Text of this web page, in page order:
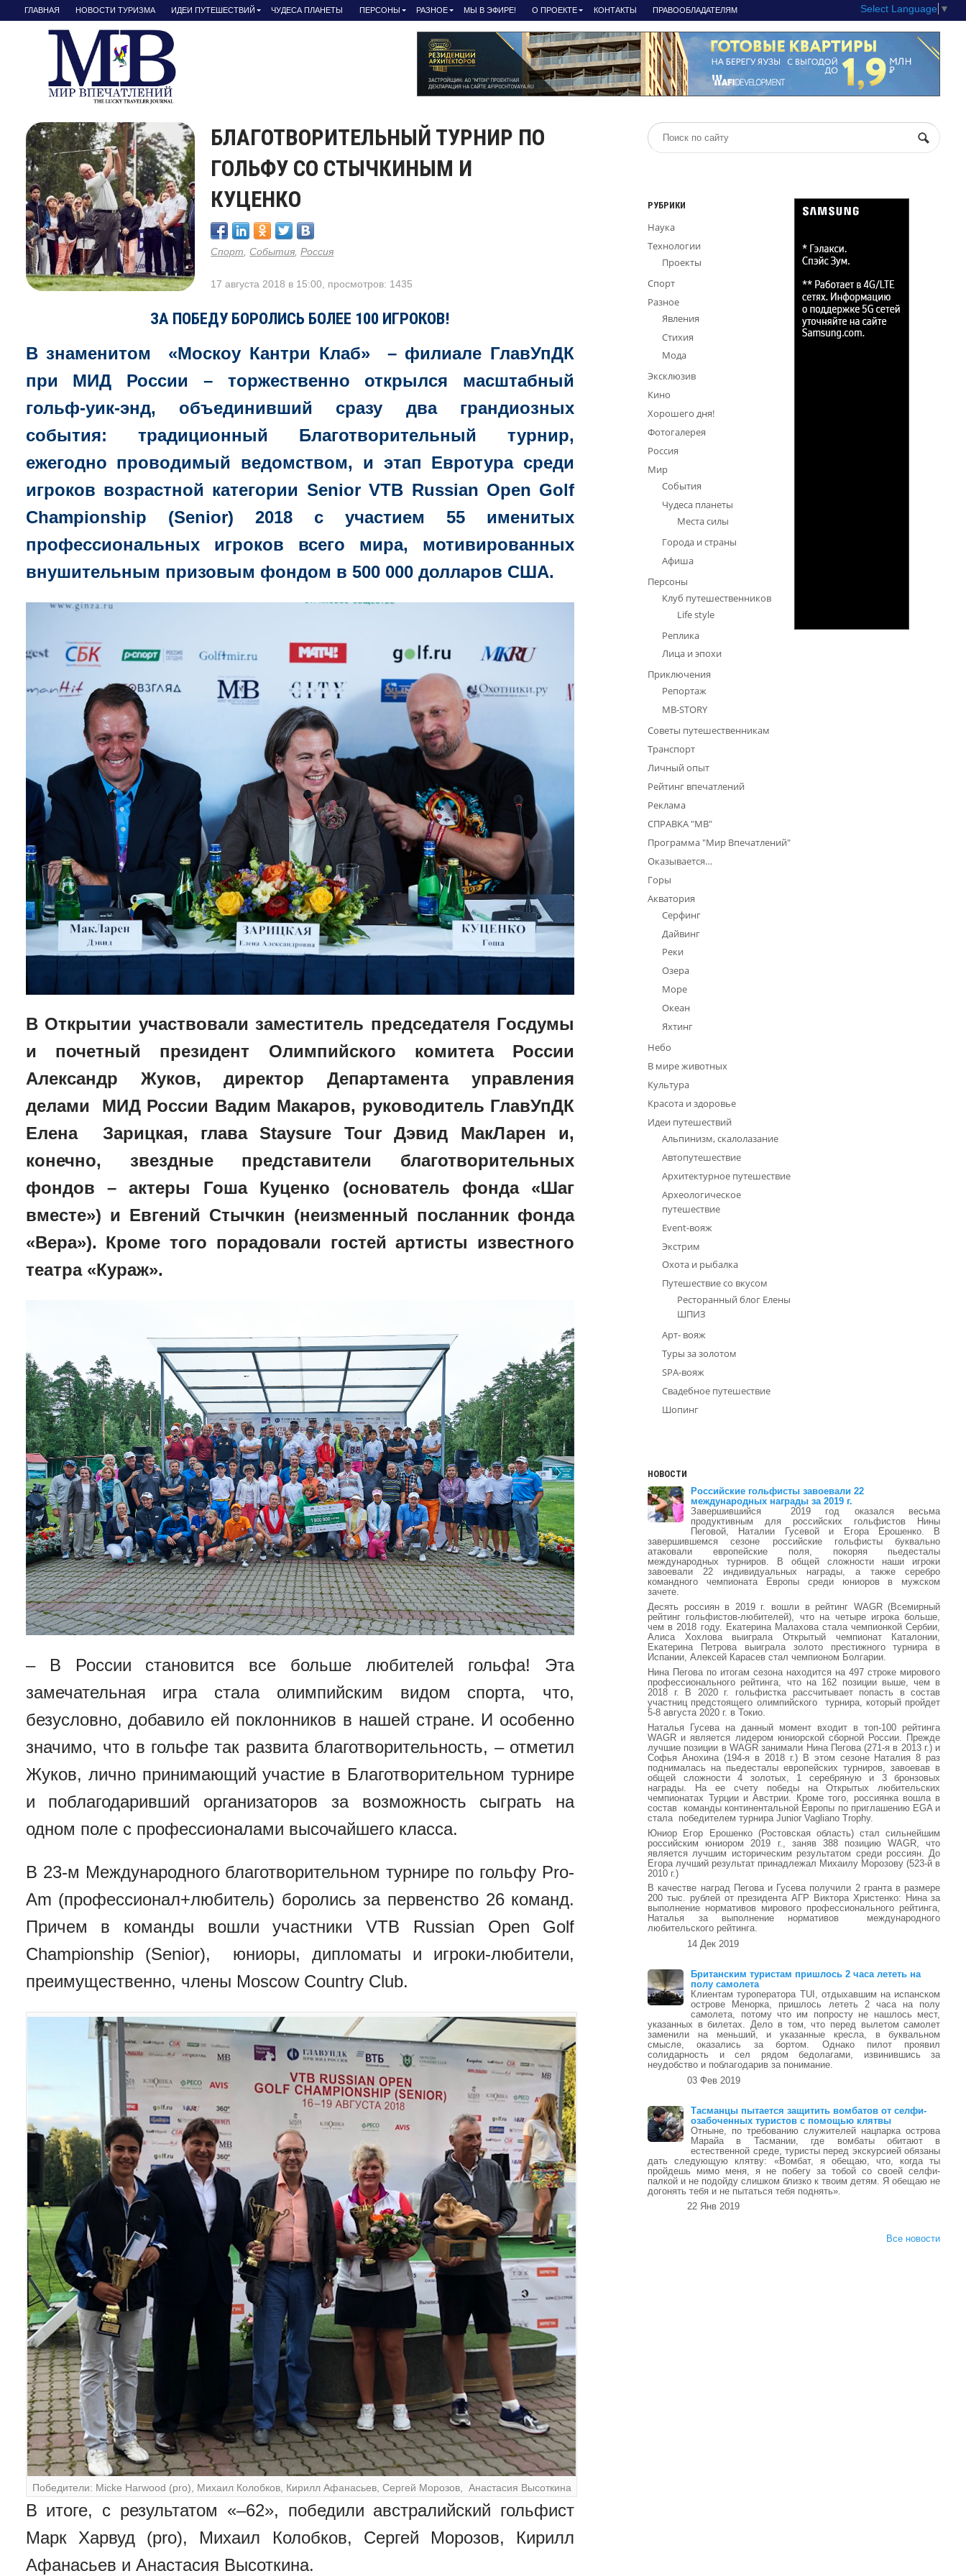
ГЛАВНАЯ НОВОСТИ ТУРИЗМА ИДЕИ ПУТЕШЕСТВИЙ ЧУДЕСА ПЛАНЕТЫ ПЕРСОНЫ РАЗНОЕ МЫ В ЭФИРЕ! О ПРОЕКТЕ КОНТАКТЫ ПРАВООБЛАДАТЕЛЯМ Select Language ▼
БЛАГОТВОРИТЕЛЬНЫЙ ТУРНИР ПО
ГОЛЬФУ СО СТЫЧКИНЫМ И
КУЦЕНКО
Спорт События ,Россия
17 августа 2018 в 15:00, просмотров: 1435
ЗА ПОБЕДУ БОРОЛИСЬ БОЛЕЕ 100 ИГРОКОВ!
В знаменитом «Москоу Кантри Клаб» – филиале ГлавУпДК
при МИД России – торжественно открылся масштабный
гольф-уик-энд, объединивший сразу два грандиозных
события: традиционный Благотворительный турнир,
ежегодно проводимый ведомством, и этап Евротура среди
игроков возрастной категории Senior VTB Russian Open Golf
Championship (Senior) 2018 с участием 55 именитых
профессиональных игроков всего мира, мотивированных
внушительным призовым фондом в 500 000 долларов США.
В Открытии участвовали заместитель председателя Госдумы
и почетный президент Олимпийского комитета России
Александр Жуков, директор Департамента управления
делами МИД России Вадим Макаров, руководитель ГлавУпДК
Елена Зарицкая, глава Staysure Tour Дэвид МакЛарен и,
конечно, звездные представители благотворительных
фондов – актеры Гоша Куценко (основатель фонда «Шаг
вместе») и Евгений Стычкин (неизменный посланник фонда
«Вера»). Кроме того порадовали гостей артисты известного
театра «Кураж».
– В России становится все больше любителей гольфа! Эта
замечательная игра стала олимпийским видом спорта, что,
безусловно, добавило ей поклонников в нашей стране. И особенно
значимо, что в гольфе так развита благотворительность, – отметил
Жуков, лично принимающий участие в Благотворительном турнире
и поблагодаривший организаторов за возможность сыграть на
одном поле с профессионалами высочайшего класса.
В 23-м Международного благотворительном турнире по гольфу Pro-
Am (профессионал+любитель) боролись за первенство 26 команд.
Причем в команды вошли участники VTB Russian Open Golf
Championship (Senior), юниоры, дипломаты и игроки-любители,
преимущественно, члены Moscow Country Club.
Победители: Micke Harwood (pro), Михаил Колобков, Кирилл Афанасьев, Сергей Морозов, Анастасия Высоткина
В итоге, с результатом «–62», победили австралийский гольфист
Марк Харвуд (pro), Михаил Колобков, Сергей Морозов, Кирилл
Афанасьев и Анастасия Высоткина.
РУБРИКИ
Наука
Технологии
Проекты
Спорт
Разное
Явления
Стихия
Мода
Эксклюзив
Кино
Хорошего дня!
Фотогалерея
Россия
Мир
События
Чудеса планеты
Места силы
Города и страны
Афиша
Персоны
Клуб путешественников
Life style
Реплика
Лица и эпохи
Приключения
Репортаж
МВ-STORY
Советы путешественникам
Транспорт
Личный опыт
Рейтинг впечатлений
Реклама
СПРАВКА "МВ"
Программа "Мир Впечатлений"
Оказывается…
Горы
Акватория
Серфинг
Дайвинг
Реки
Озера
Море
Океан
Яхтинг
Небо
В мире животных
Культура
Красота и здоровье
Идеи путешествий
Альпинизм, скалолазание
Автопутешествие
Архитектурное путешествие
Археологическое
путешествие
Event-вояж
Экстрим
Охота и рыбалка
Путешествие со вкусом
Ресторанный блог Елены
ШПИЗ
Арт- вояж
Туры за золотом
SPA-вояж
Свадебное путешествие
Шопинг
НОВОСТИ
Российские гольфисты завоевали 22
международных награды за 2019 г.
Завершившийся 2019 год оказался весьма
продуктивным для российских гольфистов Нины
Пеговой, Наталии Гусевой и Егора Ерошенко. В
завершившемся сезоне российские гольфисты буквально
атаковали европейские поля, покоряя пьедесталы
международных турниров. В общей сложности наши игроки
завоевали 22 индивидуальных награды, а также серебро
командного чемпионата Европы среди юниоров в мужском
зачете.
Десять россиян в 2019 г. вошли в рейтинг WAGR (Всемирный
рейтинг гольфистов-любителей), что на четыре игрока больше,
чем в 2018 году. Екатерина Малахова стала чемпионкой Сербии,
Алиса Хохлова выиграла Открытый чемпионат Каталонии,
Екатерина Петрова выиграла золото престижного турнира в
Испании, Алексей Карасев стал чемпионом Болгарии.
Нина Пегова по итогам сезона находится на 497 строке мирового
профессионального рейтинга, что на 162 позиции выше, чем в
2018 г. В 2020 г. гольфистка рассчитывает попасть в состав
участниц предстоящего олимпийского турнира, который пройдет
5-8 августа 2020 г. в Токио.
Наталья Гусева на данный момент входит в топ-100 рейтинга
WAGR и является лидером юниорской сборной России. Прежде
лучшие позиции в WAGR занимали Нина Пегова (271-я в 2013 г.) и
Софья Анохина (194-я в 2018 г.) В этом сезоне Наталия 8 раз
поднималась на пьедесталы европейских турниров, завоевав в
общей сложности 4 золотых, 1 серебряную и 3 бронзовых
награды. На ее счету победы на Открытых любительских
чемпионатах Турции и Австрии. Кроме того, россиянка вошла в
состав команды континентальной Европы по приглашению EGA и
стала победителем турнира Junior Vagliano Trophy.
Юниор Егор Ерошенко (Ростовская область) стал сильнейшим
российским юниором 2019 г., заняв 388 позицию WAGR, что
является лучшим историческим результатом среди россиян. До
Егора лучший результат принадлежал Михаилу Морозову (523-й в
2010 г.)
В качестве наград Пегова и Гусева получили 2 гранта в размере
200 тыс. рублей от президента АГР Виктора Христенко: Нина за
выполнение нормативов мирового профессионального рейтинга,
Наталья за выполнение нормативов международного
любительского рейтинга.
14 Дек 2019
Британским туристам пришлось 2 часа лететь на
полу самолета
Клиентам туроператора TUI, отдыхавшим на испанском
острове Менорка, пришлось лететь 2 часа на полу
самолета, потому что им попросту не нашлось мест,
указанных в билетах. Дело в том, что перед вылетом самолет
заменили на меньший, и указанные кресла, в буквальном
смысле, оказались за бортом. Однако пилот проявил
солидарность и сел рядом бедолагами, извинившись за
неудобство и поблагодарив за понимание.
03 Фев 2019
Тасманцы пытается защитить вомбатов от селфи-
озабоченных туристов с помощью клятвы
Отныне, по требованию служителей нацпарка острова
Марайа в Тасмании, где вомбаты обитают в
естественной среде, туристы перед экскурсией обязаны
дать следующую клятву: «Вомбат, я обещаю, что, когда ты
пройдешь мимо меня, я не побегу за тобой со своей селфи-
палкой и не подойду слишком близко к твоим детям. Я обещаю не
догонять тебя и не пытаться тебя поднять».
22 Янв 2019
Все новости